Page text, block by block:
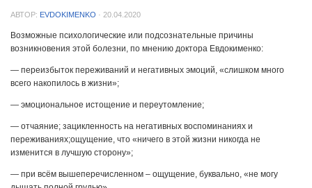
АВТОР: EVDOKIMENKO · 20.04.2020
Возможные психологические или подсознательные причины
возникновения этой болезни, по мнению доктора Евдокименко:
— переизбыток переживаний и негативных эмоций, «слишком много
всего накопилось в жизни»;
— эмоциональное истощение и переутомление;
— отчаяние; зацикленность на негативных воспоминаниях и
переживаниях;ощущение, что «ничего в этой жизни никогда не
изменится в лучшую сторону»;
— при всём вышеперечисленном – ощущение, буквально, «не могу